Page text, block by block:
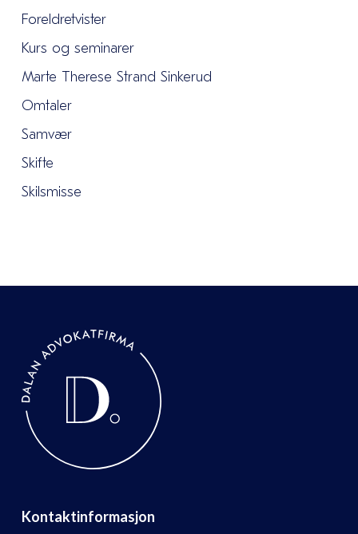
Foreldretvister
Kurs og seminarer
Marte Therese Strand Sinkerud
Omtaler
Samvær
Skifte
Skilsmisse
Kontaktinformasjon